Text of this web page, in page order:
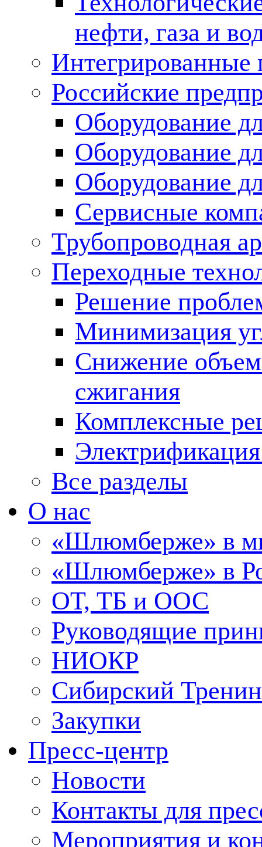
нефти, газа и
Российские
Оборудование
Оборудование
Оборудование
Сервисные
Трубопроводная
Переходные
Решение
Минимизация
Снижение
сжигания
Комплексные
Все разделы
О нас
«Шлюмберже» в
«Шлюмберже» в
ОТ, ТБ и ООС
Руководящие
НИОКР
Сибирский
Закупки
Пресс-центр
Новости
Контакты для
Мероприятия и